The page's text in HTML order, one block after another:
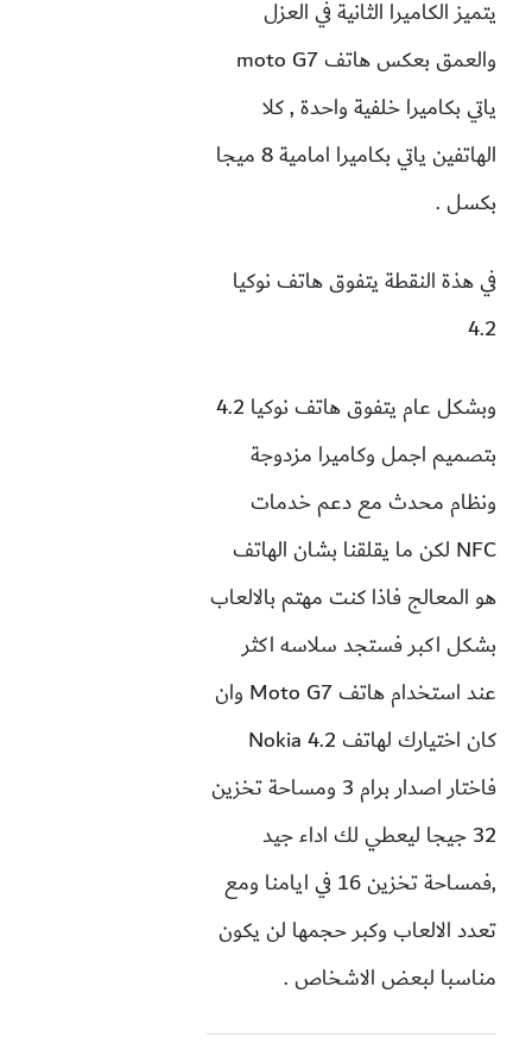
يتميز الكاميرا الثانية في العزل
والعمق بعكس هاتف moto G7
ياتي بكاميرا خلفية واحدة , كلا
الهاتفين ياتي بكاميرا امامية 8 ميجا
بكسل .
في هذة النقطة يتفوق هاتف نوكيا
4.2
وبشكل عام يتفوق هاتف نوكيا 4.2
بتصميم اجمل وكاميرا مزدوجة
ونظام محدث مع دعم خدمات
NFC لكن ما يقلقنا بشان الهاتف
هو المعالج فاذا كنت مهتم بالالعاب
بشكل اكبر فستجد سلاسه اكثر
عند استخدام هاتف Moto G7 وان
كان اختيارك لهاتف Nokia 4.2
فاختار اصدار برام 3 ومساحة تخزين
32 جيجا ليعطي لك اداء جيد
,فمساحة تخزين 16 في ايامنا ومع
تعدد الالعاب وكبر حجمها لن يكون
مناسبا لبعض الاشخاص .